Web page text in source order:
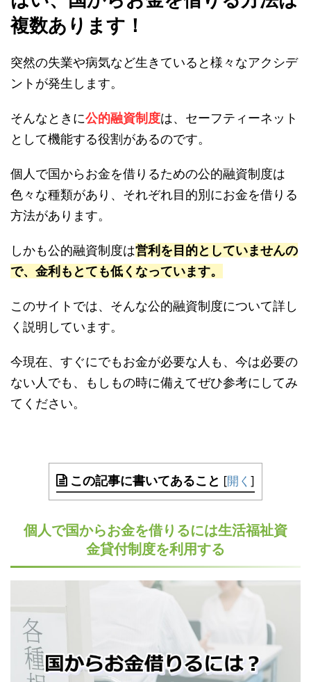
複数あります！
突然の失業や病気など生きていると様々なアクシデ
ントが発生します。
そんなときに公的融資制度は、セーフティーネット
として機能する役割があるのです。
個人で国からお金を借りるための公的融資制度は
色々な種類があり、それぞれ目的別にお金を借りる
方法があります。
しかも公的融資制度は営利を目的としていませんの
で、金利もとても低くなっています。
このサイトでは、そんな公的融資制度について詳し
く説明しています。
今現在、すぐにでもお金が必要な人も、今は必要の
ない人でも、もしもの時に備えてぜひ参考にしてみ
てください。
この記事に書いてあること [開く ]
個人で国からお金を借りるには生活福祉資
金貸付制度を利用する